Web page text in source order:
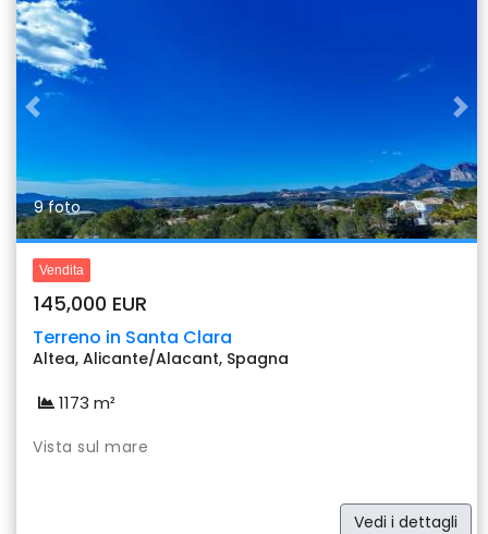
Previous
9 foto
Vendita
145,000 EUR
Terreno in Santa Clara
Altea, Alicante/Alacant, Spagna
1173 m²
Vista sul mare
Vedi i dettagli